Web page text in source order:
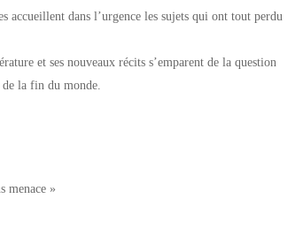
accueillent dans l’urgence les sujets qui ont tout perdu
et ses nouveaux récits s’emparent de la question
de la fin du monde.
menace »